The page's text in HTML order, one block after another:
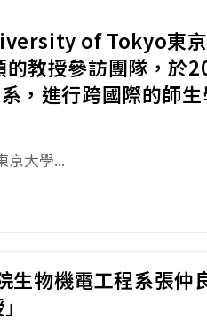
of Tokyo東
教授參訪團隊，於
，進行跨國際的師
大學...
生物機電工程系張仲